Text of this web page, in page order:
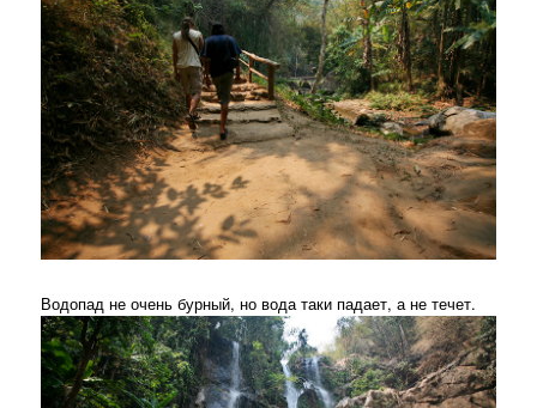
Водопад не очень бурный, но вода таки падает, а не течет.